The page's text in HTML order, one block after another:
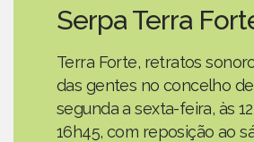
Serpa Terra
Terra Forte, retratos
das gentes no concelho
segunda a sexta-feira, às
16h45, com reposição ao